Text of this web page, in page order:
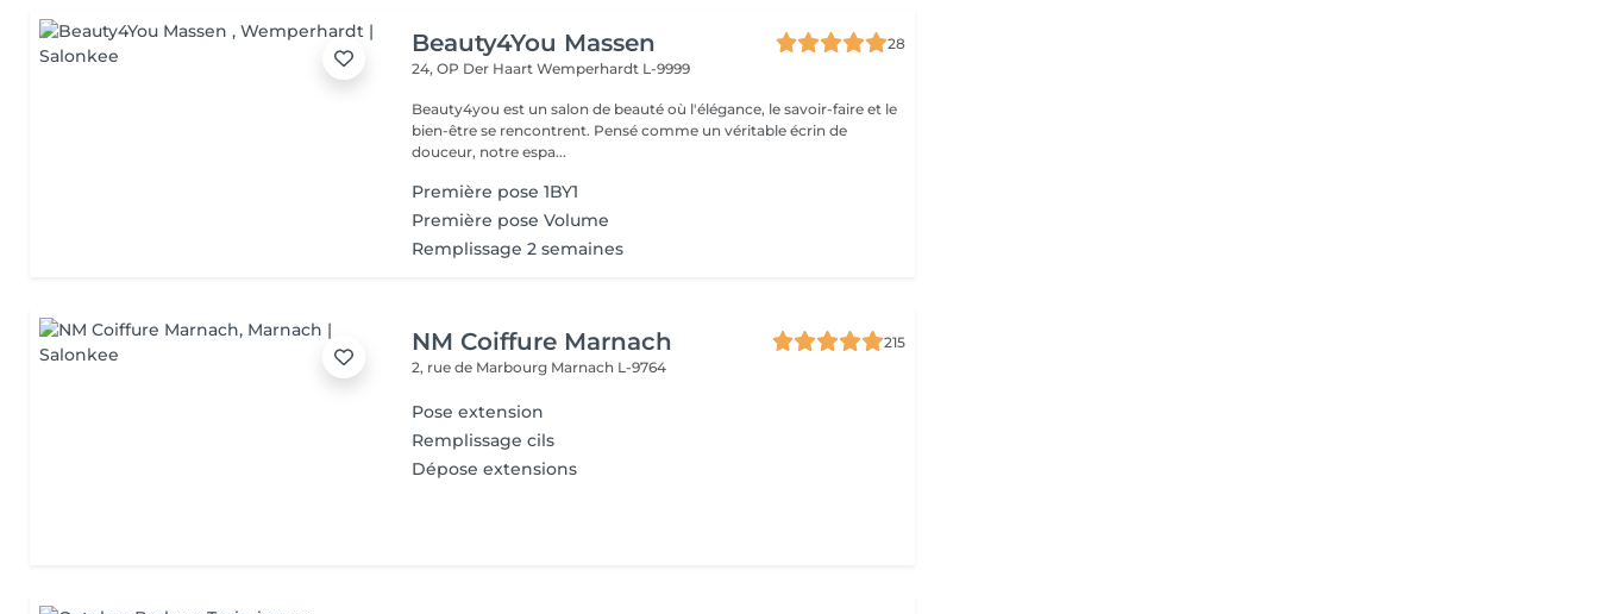
Beauty4You Massen
28
24, OP Der HaartWemperhardt L-9999
Beauty4you est un salon de beauté où l'élégance, le savoir-faire et le
bien-être se rencontrent. Pensé comme un véritable écrin de
douceur, notre espa...
Première pose 1BY1
Première pose Volume
Remplissage 2 semaines
NM Coiffure Marnach
215
2, rue de Marbourg Marnach L-9764
Pose extension
Remplissage cils
Dépose extensions